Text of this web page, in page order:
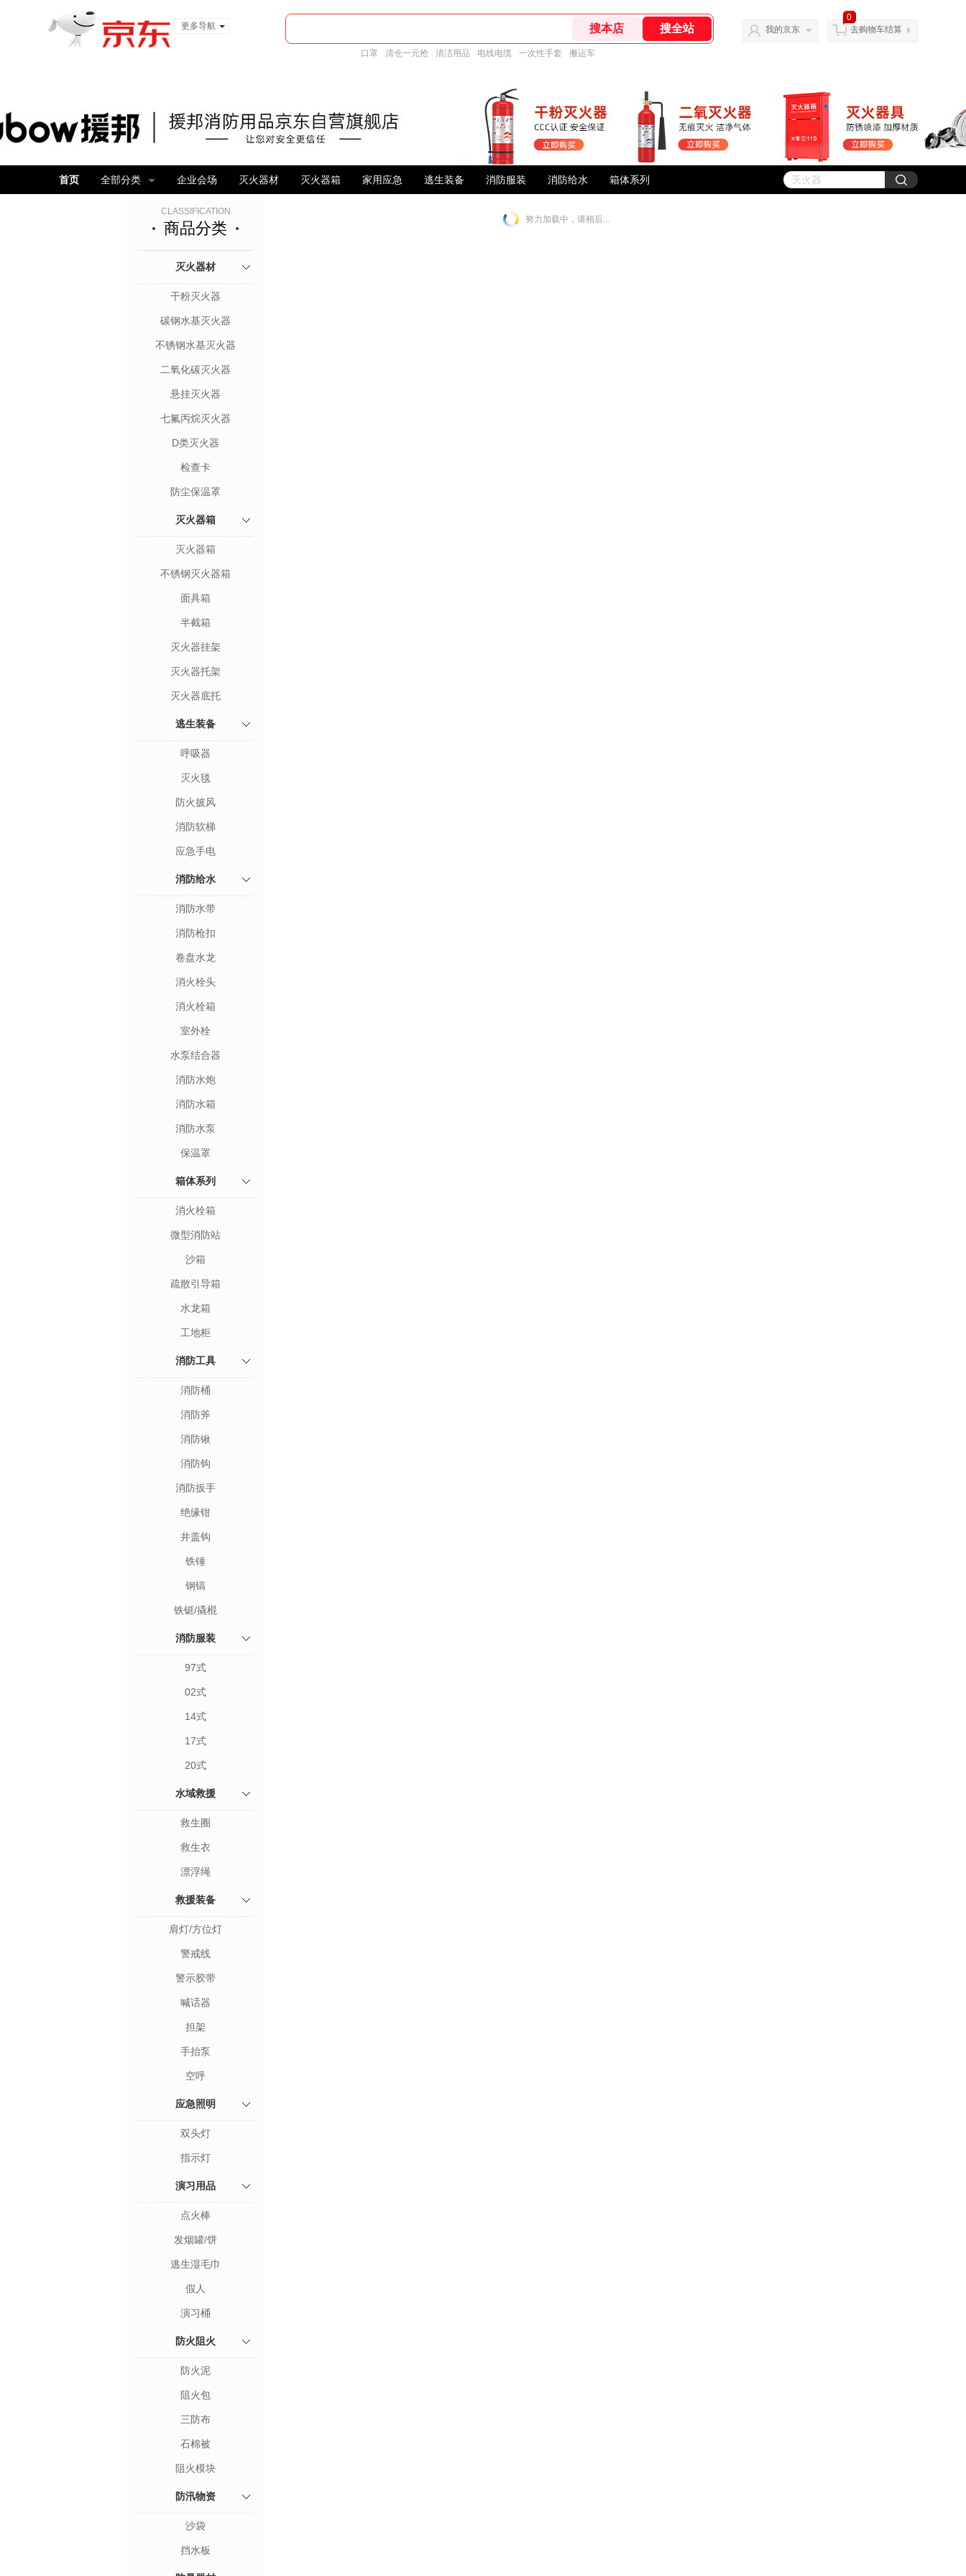
更多导航
口罩 清仓一元抢 清洁用品 电线电缆 一次性手套 搬运车
我的京东
0
去购物车结算
首页 全部分类 企业会场 灭火器材 灭火器箱 家用应急 逃生装备 消防服装 消防给水 箱体系列
CLASSIFICATION
商品分类
灭火器材
干粉灭火器
碳钢水基灭火器
不锈钢水基灭火器
二氧化碳灭火器
悬挂灭火器
七氟丙烷灭火器
D类灭火器
检查卡
防尘保温罩
灭火器箱
灭火器箱
不锈钢灭火器箱
面具箱
半截箱
灭火器挂架
灭火器托架
灭火器底托
逃生装备
呼吸器
灭火毯
防火披风
消防软梯
应急手电
消防给水
消防水带
消防枪扣
卷盘水龙
消火栓头
消火栓箱
室外栓
水泵结合器
消防水炮
消防水箱
消防水泵
保温罩
箱体系列
消火栓箱
微型消防站
沙箱
疏散引导箱
水龙箱
工地柜
消防工具
消防桶
消防斧
消防锹
消防钩
消防扳手
绝缘钳
井盖钩
铁锤
钢镐
铁铤/撬棍
消防服装
97式
02式
14式
17式
20式
水域救援
救生圈
救生衣
漂浮绳
救援装备
肩灯/方位灯
警戒线
警示胶带
喊话器
担架
手抬泵
空呼
应急照明
双头灯
指示灯
演习用品
点火棒
发烟罐/饼
逃生湿毛巾
假人
演习桶
防火阻火
防火泥
阻火包
三防布
石棉被
阻火模块
防汛物资
沙袋
挡水板
努力加载中，请稍后...